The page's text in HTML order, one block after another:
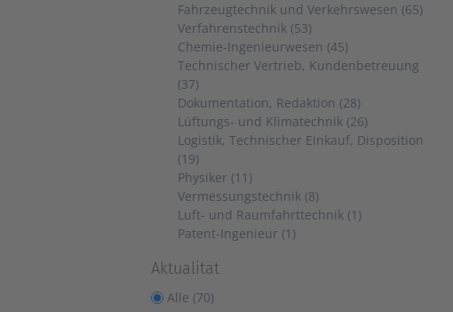
Fahrzeugtechnik und Verkehrswesen (65)
Verfahrenstechnik (53)
Chemie-Ingenieurwesen (45)
Technischer Vertrieb, Kundenbetreuung
(37)
Dokumentation, Redaktion (28)
Lüftungs- und Klimatechnik (26)
Logistik, Technischer Einkauf, Disposition
(19)
Physiker (11)
Vermessungstechnik (8)
Luft- und Raumfahrttechnik (1)
Patent-Ingenieur (1)
Aktualität
Alle (70)